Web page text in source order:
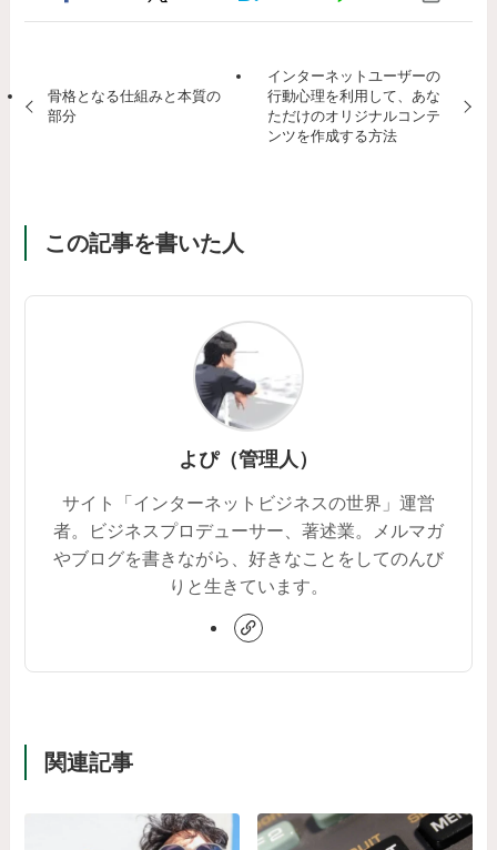
骨格となる仕組みと本質の
部分
インターネットユーザーの
行動心理を利用して、あな
ただけのオリジナルコンテ
ンツを作成する方法
この記事を書いた人
よぴ（管理人）
サイト「インターネットビジネスの世界」運営
者。ビジネスプロデューサー、著述業。メルマガ
やブログを書きながら、好きなことをしてのんび
りと生きています。
関連記事